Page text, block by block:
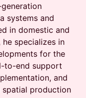
systems and
in domestic and
specializes in
for the
to-end support
and
spatial production